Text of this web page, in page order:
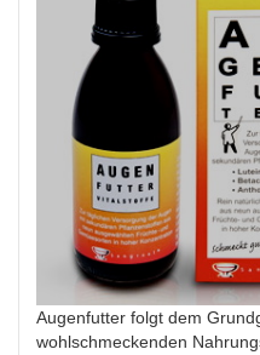
Augenfutter folgt dem
wohlschmeckenden